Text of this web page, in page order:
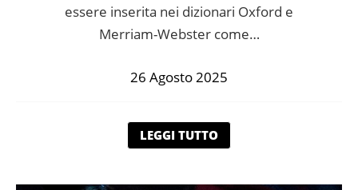
essere inserita nei dizionari Oxford e
Merriam-Webster come…
26 Agosto 2025
LEGGI TUTTO